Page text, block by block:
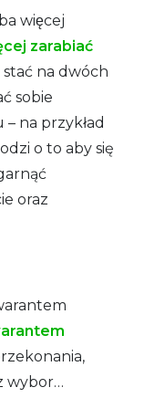
więcej
zarabiać
stać na dwóch
sobie
na przykład
o to aby się
oraz
wybor…